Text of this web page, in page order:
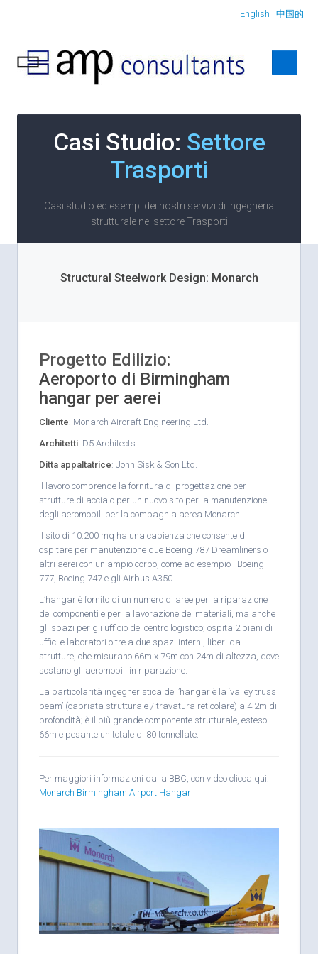
English | 中国的
Casi Studio: Settore
Trasporti
Casi studio ed esempi dei nostri servizi di ingegneria
strutturale nel settore Trasporti
Structural Steelwork Design: Monarch
Progetto Edilizio:
Aeroporto di Birmingham
hangar per aerei
Cliente: Monarch Aircraft Engineering Ltd.
Architetti: D5 Architects
Ditta appaltatrice: John Sisk & Son Ltd.
Il lavoro comprende la fornitura di progettazione per
strutture di acciaio per un nuovo sito per la manutenzione
degli aeromobili per la compagnia aerea Monarch.
Il sito di 10.200 mq ha una capienza che consente di
ospitare per manutenzione due Boeing 787 Dreamliners o
altri aerei con un ampio corpo, come ad esempio i Boeing
777, Boeing 747 e gli Airbus A350.
L’hangar è fornito di un numero di aree per la riparazione
dei componenti e per la lavorazione dei materiali, ma anche
gli spazi per gli ufficio del centro logistico; ospita 2 piani di
uffici e laboratori oltre a due spazi interni, liberi da
strutture, che misurano 66m x 79m con 24m di altezza, dove
sostano gli aeromobili in riparazione.
La particolarità ingegneristica dell’hangar è la ‘valley truss
beam’ (capriata strutturale / travatura reticolare) a 4.2m di
profondità; è il più grande componente strutturale, esteso
66m e pesante un totale di 80 tonnellate.
Per maggiori informazioni dalla BBC, con video clicca qui:
Monarch Birmingham Airport Hangar